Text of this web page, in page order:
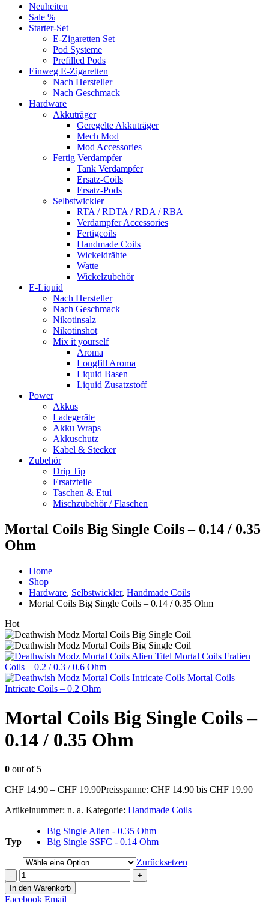
Neuheiten
Sale %
Starter-Set
E-Zigaretten Set
Pod Systeme
Prefilled Pods
Einweg E-Zigaretten
Nach Hersteller
Nach Geschmack
Hardware
Akkuträger
Geregelte Akkuträger
Mech Mod
Mod Accessories
Fertig Verdampfer
Tank Verdampfer
Ersatz-Coils
Ersatz-Pods
Selbstwickler
RTA / RDTA / RDA / RBA
Verdampfer Accessories
Fertigcoils
Handmade Coils
Wickeldrähte
Watte
Wickelzubehör
E-Liquid
Nach Hersteller
Nach Geschmack
Nikotinsalz
Nikotinshot
Mix it yourself
Aroma
Longfill Aroma
Liquid Basen
Liquid Zusatzstoff
Power
Akkus
Ladegeräte
Akku Wraps
Akkuschutz
Kabel & Stecker
Zubehör
Drip Tip
Ersatzteile
Taschen & Etui
Mischzubehör / Flaschen
Mortal Coils Big Single Coils – 0.14 / 0.35
Ohm
Home
Shop
Hardware, Selbstwickler, Handmade Coils
Mortal Coils Big Single Coils – 0.14 / 0.35 Ohm
Hot
Mortal Coils Fralien
Coils – 0.2 / 0.3 / 0.6 Ohm
Mortal Coils
Intricate Coils – 0.2 Ohm
Mortal Coils Big Single Coils –
0.14 / 0.35 Ohm
0 out of 5
CHF 14.90 – CHF 19.90Preisspanne: CHF 14.90 bis CHF 19.90
Artikelnummer: n. a. Kategorie: Handmade Coils
Typ
Big Single Alien - 0.35 Ohm
Big Single SSFC - 0.14 Ohm
Zurücksetzen
-
+
In den Warenkorb
Facebook Email